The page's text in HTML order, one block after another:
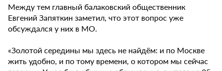
Между тем главный балаковский общественник
Евгений Запяткин заметил, что этот вопрос уже
обсуждался у них в МО.
«Золотой середины мы здесь не найдём: и по Москве
жить удобно, и по тому времени, о котором мы сейчас